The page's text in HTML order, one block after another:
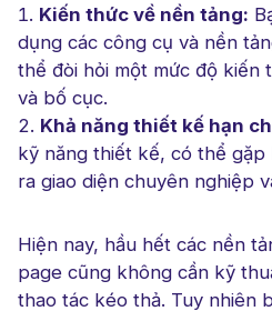
Kiến thức về nền tảng:
dụng các công cụ và nền
thể đòi hỏi một mức độ kiến
và bố cục.
Khả năng thiết kế hạn
kỹ năng thiết kế, có thể
ra giao diện chuyên nghiệp
Hiện nay, hầu hết các nền
page cũng không cần kỹ
thao tác kéo thả. Tuy nhiên